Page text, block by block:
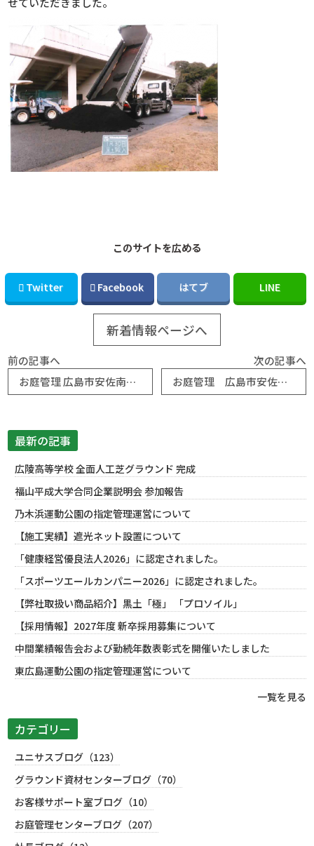
このサイトを広める
Twitter Facebook はてブ LINE
新着情報ページへ
前の記事へ
お庭管理 広島市安佐南区M様邸
次の記事へ
お庭管理 広島市安佐南区M様邸
最新の記事
広陵高等学校 全面人工芝グラウンド 完成
福山平成大学合同企業説明会 参加報告
乃木浜運動公園の指定管理運営について
【施工実績】遮光ネット設置について
「健康経営優良法人2026」に認定されました。
「スポーツエールカンパニー2026」に認定されました。
【弊社取扱い商品紹介】黒土「極」 「プロソイル」
【採用情報】2027年度 新卒採用募集について
中間業績報告会および勤続年数表彰式を開催いたしました
東広島運動公園の指定管理運営について
一覧を見る
カテゴリー
ユニサスブログ（123）
グラウンド資材センターブログ（70）
お客様サポート室ブログ（10）
お庭管理センターブログ（207）